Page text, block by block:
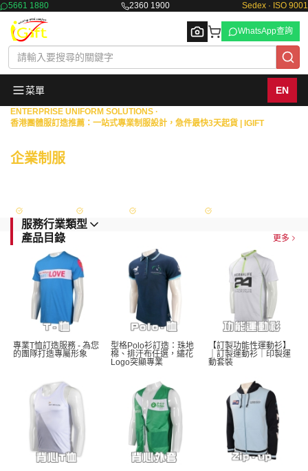
5661 1880 2360 1900 Sedex · ISO 9001
Browse
WhatsApp查詢
菜單 EN
ENTERPRISE UNIFORM SOLUTIONS ·
香港團體服訂造推薦：一站式專業制服設計，急件最快3天起貨 | IGIFT
企業制服
服務行業類型
產品目錄
更多
專業T恤訂造服務 - 為您
的團隊打造專屬形象
型格Polo衫訂造：珠地
棉、排汗布任選，繡花
Logo突顯專業
【訂製功能性運動衫】
｜訂製運動衫｜印製運
動套裝